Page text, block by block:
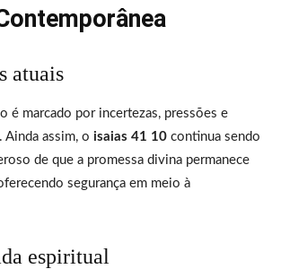
atuais
é marcado por incertezas, pressões e
Ainda assim, o isaias 41 10 continua sendo
de que a promessa divina permanece
segurança em meio à
espiritual